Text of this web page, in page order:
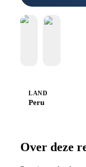
LAND
Peru
Over deze